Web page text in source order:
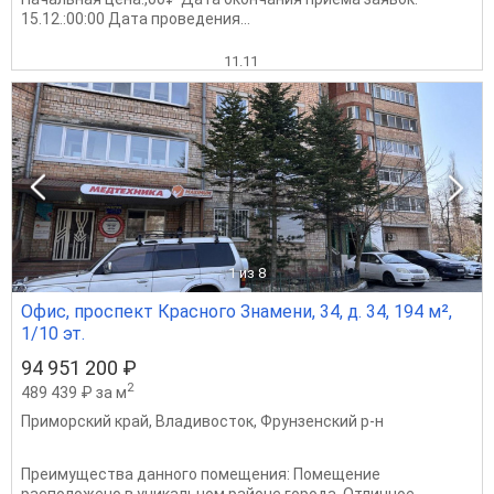
15.12.:00:00 Дата проведения...
11.11
1 из 8
Офис, проспект Красного Знамени, 34, д. 34, 194 м²,
1/10 эт.
94 951 200 ₽
489 439 ₽ за м2
Приморский край, Владивосток, Фрунзенский р-н
Преимущества данного помещения: Помещение